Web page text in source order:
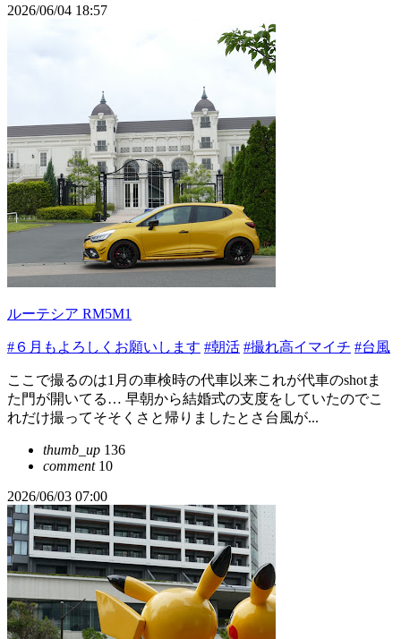
2026/06/04 18:57
ルーテシア RM5M1
#６月もよろしくお願いします #朝活 #撮れ高イマイチ #台風
ここで撮るのは1月の車検時の代車以来これが代車のshotま
た門が開いてる… 早朝から結婚式の支度をしていたのでこ
れだけ撮ってそそくさと帰りましたとさ台風が...
thumb_up 136
comment10
2026/06/03 07:00